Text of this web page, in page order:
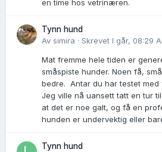
en time hos vetrinæren.
Tynn hund
Av simira · Skrevet I går, 08:29
Mat fremme hele tiden er
småspiste hunder. Noen få,
bedre. Antar du har testet
Jeg ville nå uansett tatt en tur
at det er noe galt, og få en
hunden er undervektig eller
Tynn hund